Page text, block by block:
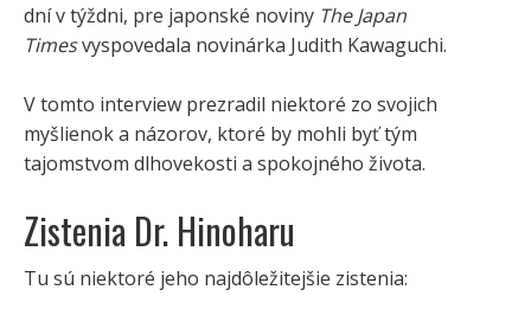
dní v týždni, pre japonské noviny The Japan
Timesvyspovedala novinárka Judith Kawaguchi.
V tomto interview prezradil niektoré zo svojich
myšlienok a názorov, ktoré by mohli byť tým
tajomstvom dlhovekosti a spokojného života.
Zistenia Dr. Hinoharu
Tu sú niektoré jeho najdôležitejšie zistenia: